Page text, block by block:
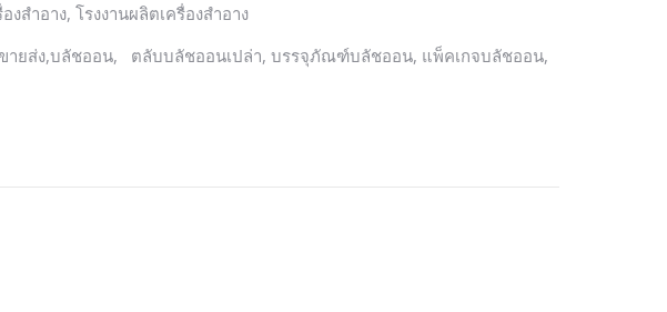
สำอาง, โรงงานผลิตเครื่องสำอาง
ายส่ง,บลัชออน, ตลับบลัชออนเปล่า, บรรจุภัณฑ์บลัชออน, แพ็คเกจบลัชออน,